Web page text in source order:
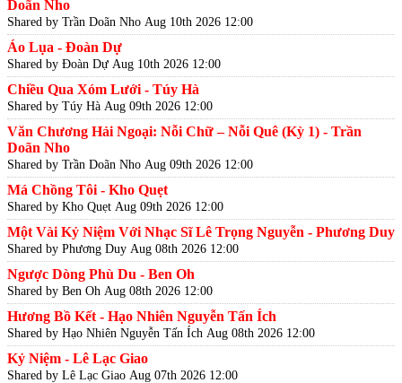
Doãn Nho
Shared by Trần Doãn Nho Aug 10th 2026 12:00
Áo Lụa - Đoàn Dự
Shared by Đoàn Dự Aug 10th 2026 12:00
Chiều Qua Xóm Lưới - Túy Hà
Shared by Túy Hà Aug 09th 2026 12:00
Văn Chương Hải Ngoại: Nỗi Chữ – Nỗi Quê (Kỳ 1) - Trần
Doãn Nho
Shared by Trần Doãn Nho Aug 09th 2026 12:00
Má Chồng Tôi - Kho Quẹt
Shared by Kho Quẹt Aug 09th 2026 12:00
Một Vài Kỷ Niệm Với Nhạc Sĩ Lê Trọng Nguyễn - Phương Duy
Shared by Phương Duy Aug 08th 2026 12:00
Ngược Dòng Phù Du - Ben Oh
Shared by Ben Oh Aug 08th 2026 12:00
Hương Bồ Kết - Hạo Nhiên Nguyễn Tấn Ích
Shared by Hạo Nhiên Nguyễn Tấn Ích Aug 08th 2026 12:00
Kỷ Niệm - Lê Lạc Giao
Shared by Lê Lạc Giao Aug 07th 2026 12:00